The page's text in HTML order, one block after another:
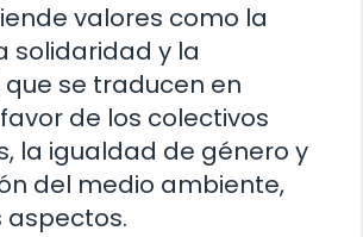
valores como la
solidaridad y la
se traducen en
de los colectivos
la igualdad de género y
del medio ambiente,